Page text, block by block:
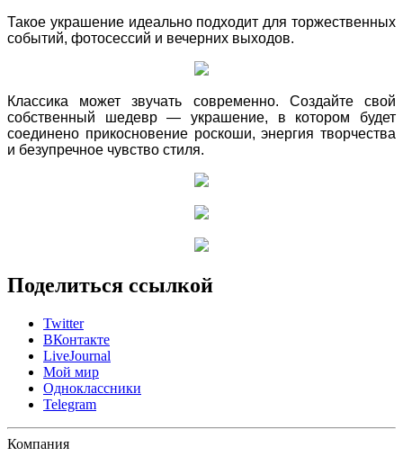
Такое украшение идеально подходит для торжественных
событий, фотосессий и вечерних выходов.
Классика может звучать современно. Создайте свой
собственный шедевр — украшение, в котором будет
соединено прикосновение роскоши, энергия творчества
и безупречное чувство стиля.
Поделиться ссылкой
Twitter
ВКонтакте
LiveJournal
Мой мир
Одноклассники
Telegram
Компания